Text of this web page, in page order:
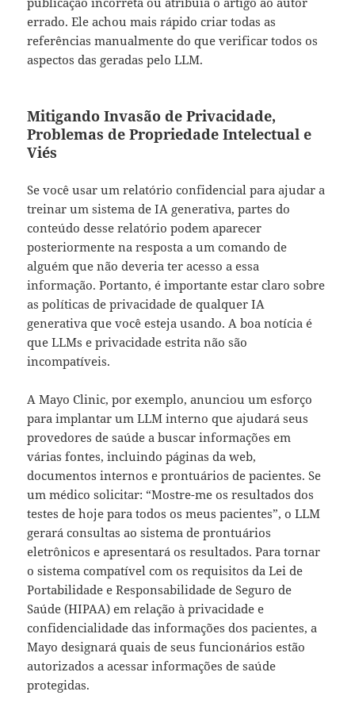
errado. Ele achou mais rápido criar todas as
referências manualmente do que verificar todos os
aspectos das geradas pelo LLM.
Mitigando Invasão de Privacidade,
Problemas de Propriedade Intelectual e
Viés
Se você usar um relatório confidencial para ajudar a
treinar um sistema de IA generativa, partes do
conteúdo desse relatório podem aparecer
posteriormente na resposta a um comando de
alguém que não deveria ter acesso a essa
informação. Portanto, é importante estar claro sobre
as políticas de privacidade de qualquer IA
generativa que você esteja usando. A boa notícia é
que LLMs e privacidade estrita não são
incompatíveis.
A Mayo Clinic, por exemplo, anunciou um esforço
para implantar um LLM interno que ajudará seus
provedores de saúde a buscar informações em
várias fontes, incluindo páginas da web,
documentos internos e prontuários de pacientes. Se
um médico solicitar: “Mostre-me os resultados dos
testes de hoje para todos os meus pacientes”, o LLM
gerará consultas ao sistema de prontuários
eletrônicos e apresentará os resultados. Para tornar
o sistema compatível com os requisitos da Lei de
Portabilidade e Responsabilidade de Seguro de
Saúde (HIPAA) em relação à privacidade e
confidencialidade das informações dos pacientes, a
Mayo designará quais de seus funcionários estão
autorizados a acessar informações de saúde
protegidas.